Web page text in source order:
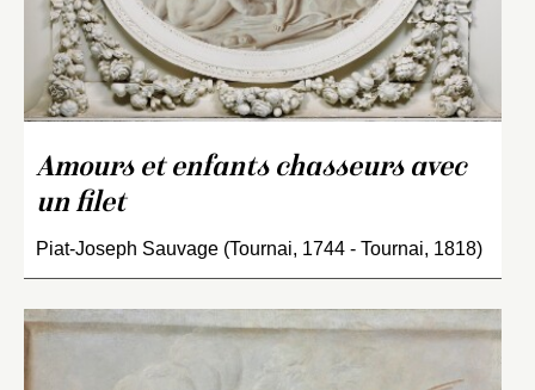
Amours et enfants chasseurs avec
un filet
Piat-Joseph Sauvage (Tournai, 1744 - Tournai, 1818)